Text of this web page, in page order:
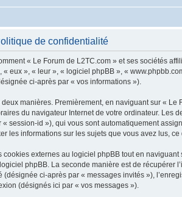
de confidentialité
« Le Forum de L2TC.com » et ses sociétés
eux », « leur », « logiciel phpBB », «
ci-après par « vos informations »).
manières. Premièrement, en naviguant sur «
du navigateur Internet de votre ordinateur. Les
session-id »), qui vous sont automatiquement
les informations sur les sujets que vous avez lus,
cookies externes au logiciel phpBB tout en
phpBB. La seconde manière est de récupérer
(désignée ci-après par « messages invités »),
(désignés ici par « vos messages »).